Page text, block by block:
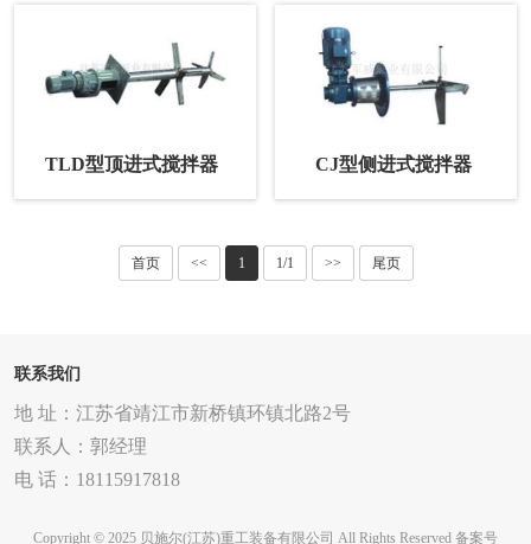
TLD型顶进式搅拌器 CJ型侧进式搅拌器
首页 << 1 1/1 >> 尾页
联系我们
地 址：江苏省靖江市新桥镇环镇北路2号
联系人：郭经理
电 话：18115917818
Copyright © 2025 贝施尔(江苏)重工装备有限公司 All Rights Reserved 备案号